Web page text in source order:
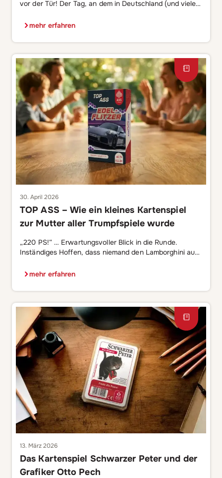
vor der Tür! Der Tag, an dem in Deutschland (und vielen
Gesellschaft gefeiert werden: Der Kindertag! Manche
andere panisch den Kalender prüfen. „Wie? Was?
Wann? Jetzt schon? War das nicht erst im Herbst?“ […]
mehr erfahren
30. April 2026
TOP ASS – Wie ein kleines Kartenspiel
zur Mutter aller Trumpfspiele wurde
„220 PS!“ … Erwartungsvoller Blick in die Runde.
Inständiges Hoffen, dass niemand den Lamborghini auf
Zahl gegen Stockmaß, Alter, Preis oder Zylinder-Anzahl
Sicherheit schon mal TOP ASS gespielt – vielleicht im
Kinderzimmer, vielleicht auf langen Autofahrten oder […]
mehr erfahren
13. März 2026
Das Kartenspiel Schwarzer Peter und der
Grafiker Otto Pech